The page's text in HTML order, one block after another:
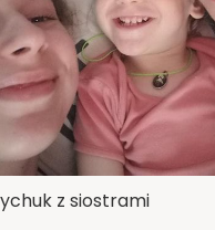
z siostrami